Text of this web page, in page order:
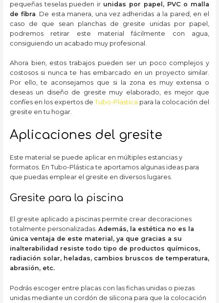
pequeñas teselas pueden ir unidas por papel, PVC o malla
de fibra. De esta manera, una vez adheridas a la pared, en el
caso de que sean planchas de gresite unidas por papel,
podremos retirar este material fácilmente con agua,
consiguiendo un acabado muy profesional.
Ahora bien, estos trabajos pueden ser un poco complejos y
costosos si nunca te has embarcado en un proyecto similar.
Por ello, te aconsejamos que si la zona es muy extensa o
deseas un diseño de gresite muy elaborado, es mejor que
confíes en los expertos deTubo-Plástica para la colocación del
gresite en tu hogar.
Aplicaciones del gresite
Este material se puede aplicar en múltiples estancias y
formatos. En Tubo-Plástica te aportamos algunas ideas para
que puedas emplear el gresite en diversos lugares.
Gresite para la piscina
El gresite aplicado a piscinas permite crear decoraciones
totalmente personalizadas. Además, la estética no es la
única ventaja de este material, ya que gracias a su
inalterabilidad resiste todo tipo de productos químicos,
radiación solar, heladas, cambios bruscos de temperatura,
abrasión, etc.
Podrás escoger entre placas con las fichas unidas o piezas
unidas mediante un cordón de silicona para que la colocación